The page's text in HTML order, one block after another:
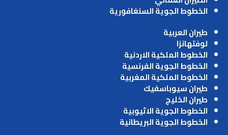
الخطوط الجوية السنغافورية
طيران العربية
لوفتهانزا
الخطوط الملكية الاردنية
الخطوط الجوية الفرنسية
الخطوط الملكية المغربية
طيران سيوباسفيك
طيران الخليج
الخطوط الجوية الاثيوبية
الخطوط الجوية البريطانية